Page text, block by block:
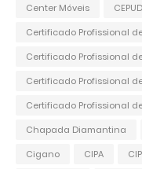
Center Móveis
CEPUD
Certificado Profissional
Certificado Profissional
Certificado Profissional
Certificado Profissional
Chapada Diamantina
Cigano
CIPA